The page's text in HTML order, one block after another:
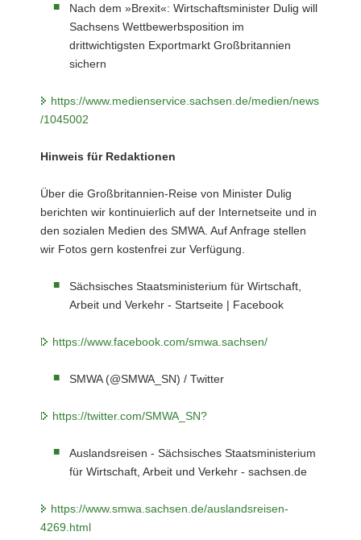
Nach dem »Brexit«: Wirtschaftsminister Dulig will
Sachsens Wettbewerbsposition im
drittwichtigsten Exportmarkt Großbritannien
sichern
https://www.medienservice.sachsen.de/medien/news
/1045002
Hinweis für Redaktionen
Über die Großbritannien-Reise von Minister Dulig
berichten wir kontinuierlich auf der Internetseite und in
den sozialen Medien des SMWA. Auf Anfrage stellen
wir Fotos gern kostenfrei zur Verfügung.
Sächsisches Staatsministerium für Wirtschaft,
Arbeit und Verkehr - Startseite | Facebook
https://www.facebook.com/smwa.sachsen/
SMWA (@SMWA_SN) / Twitter
https://twitter.com/SMWA_SN?
Auslandsreisen - Sächsisches Staatsministerium
für Wirtschaft, Arbeit und Verkehr - sachsen.de
https://www.smwa.sachsen.de/auslandsreisen-
4269.html